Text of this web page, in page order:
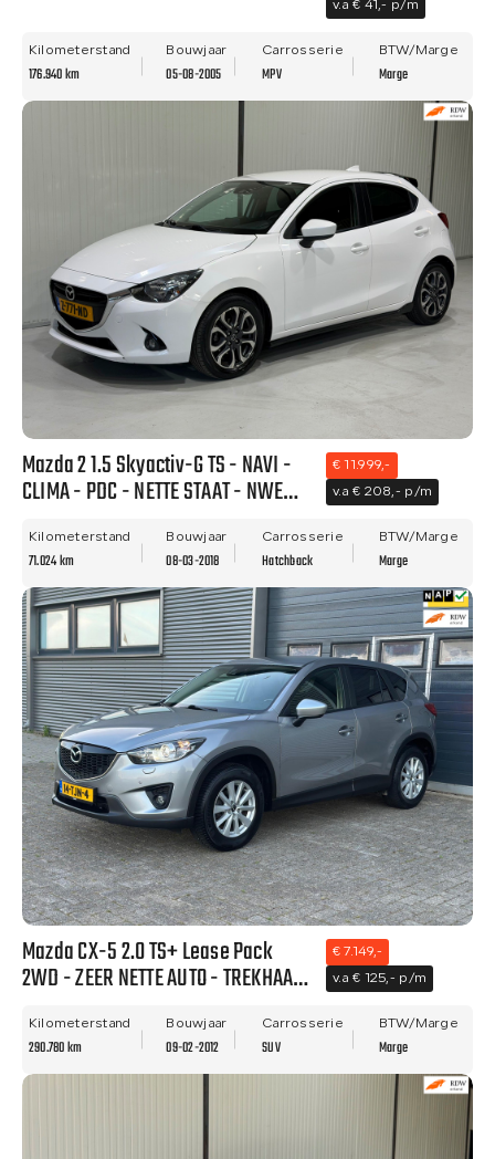
v.a € 41,- p/m
Kilometerstand
176.940 km
Bouwjaar
05-08-2005
Carrosserie
MPV
BTW/Marge
Marge
Mazda 2 1.5 Skyactiv-G TS - NAVI -
CLIMA - PDC - NETTE STAAT - NWE
€ 11.999,-
v.a € 208,- p/m
Kilometerstand
71.024 km
Bouwjaar
08-03-2018
Carrosserie
Hatchback
BTW/Marge
Marge
Mazda CX-5 2.0 TS+ Lease Pack
2WD - ZEER NETTE AUTO - TREKHAAK
€ 7.149,-
v.a € 125,- p/m
Kilometerstand
290.780 km
Bouwjaar
09-02-2012
Carrosserie
SUV
BTW/Marge
Marge